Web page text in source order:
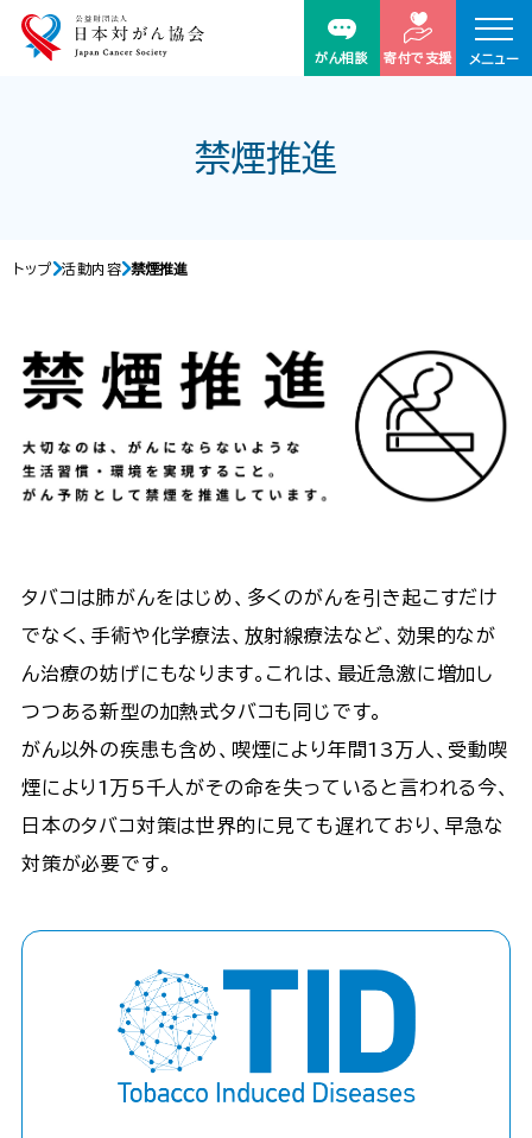
がん相談 寄付で支援 メニュー
禁煙推進
トップ 活動内容 禁煙推進
タバコは肺がんをはじめ、多くのがんを引き起こすだけ
でなく、手術や化学療法、放射線療法など、効果的なが
ん治療の妨げにもなります。これは、最近急激に増加し
つつある新型の加熱式タバコも同じです。
がん以外の疾患も含め、喫煙により年間13万人、受動喫
煙により1万5千人がその命を失っていると言われる今、
日本のタバコ対策は世界的に見ても遅れており、早急な
対策が必要です。